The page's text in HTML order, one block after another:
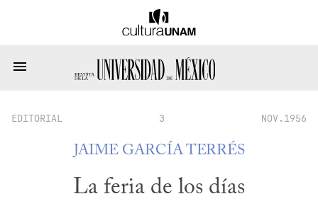
EDITORIAL 3 NOV.1956
JAIME GARCÍA TERRÉS
La feria de los días